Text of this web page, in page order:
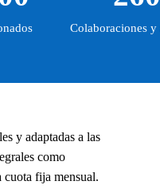
Colaboraciones y
y adaptadas a las
como
cuota fija mensual.